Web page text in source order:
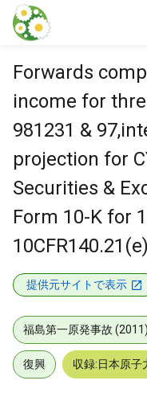
本文に飛ぶ
Forwards
income for
981231 &
projection for
Securities &
Form 10-K for
提供元サイトで表示
福島第一原発事故 (2011)
復興 収録:日本原子